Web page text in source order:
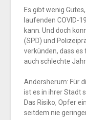
Es gibt wenig
laufenden COVID-
kann. Und doch
(SPD) und
verkünden, dass
auch schlechte
Andersherum: Für
ist es in ihrer Stadt
Das Risiko, Opfer
seitdem nie